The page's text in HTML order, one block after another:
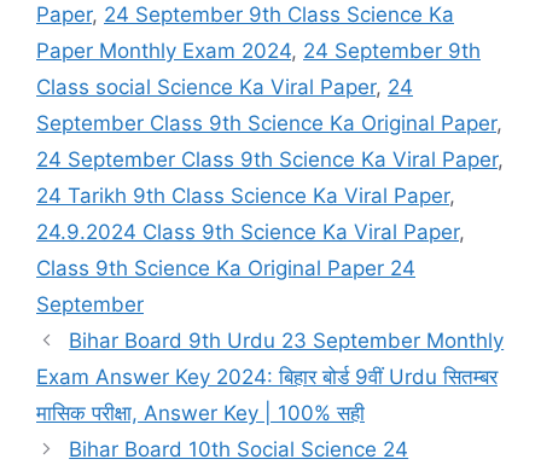
Paper, 24 September 9th Class Science Ka
Paper Monthly Exam 2024, 24 September 9th
Class social Science Ka Viral Paper, 24
September Class 9th Science Ka Original Paper,
24 September Class 9th Science Ka Viral Paper,
24 Tarikh 9th Class Science Ka Viral Paper,
24.9.2024 Class 9th Science Ka Viral Paper,
Class 9th Science Ka Original Paper 24
September
Bihar Board 9th Urdu 23 September Monthly
Exam Answer Key 2024: बिहार बोर्ड 9वीं Urdu सितम्बर
मासिक परीक्षा, Answer Key | 100% सही
Bihar Board 10th Social Science 24